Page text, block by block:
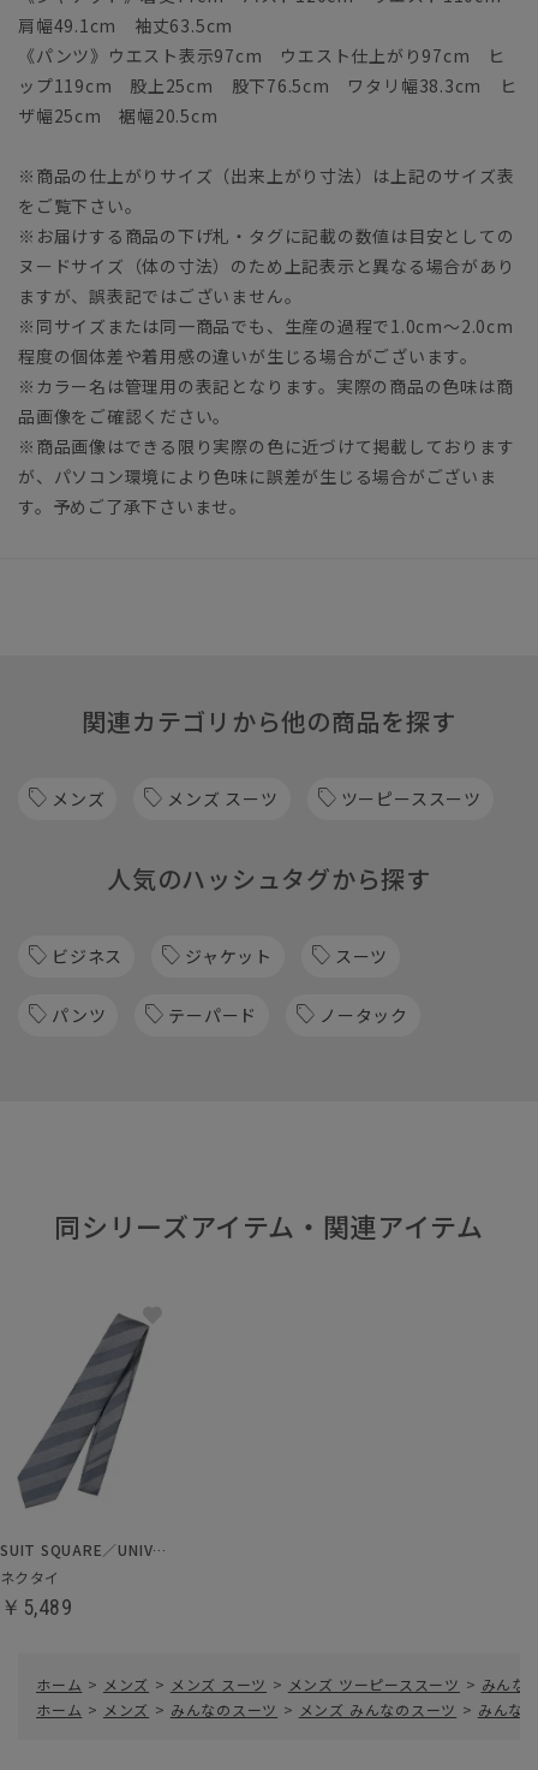
肩幅49.1cm 袖丈63.5cm
《パンツ》ウエスト表示97cm ウエスト仕上がり97cm ヒ
ップ119cm 股上25cm 股下76.5cm ワタリ幅38.3cm ヒ
ザ幅25cm 裾幅20.5cm
※商品の仕上がりサイズ（出来上がり寸法）は上記のサイズ表
をご覧下さい。
※お届けする商品の下げ札・タグに記載の数値は目安としての
ヌードサイズ（体の寸法）のため上記表示と異なる場合があり
ますが、誤表記ではございません。
※同サイズまたは同一商品でも、生産の過程で1.0cm～2.0cm
程度の個体差や着用感の違いが生じる場合がございます。
※カラー名は管理用の表記となります。実際の商品の色味は商
品画像をご確認ください。
※商品画像はできる限り実際の色に近づけて掲載しております
が、パソコン環境により色味に誤差が生じる場合がございま
す。予めご了承下さいませ。
関連カテゴリから他の商品を探す
メンズ メンズ スーツ ツーピーススーツ
人気のハッシュタグから探す
ビジネス ジャケット スーツ
パンツ テーパード ノータック
同シリーズアイテム・関連アイテム
SUIT SQUARE／UNIVERSAL LANGUAGE
ネクタイ
￥5,489
ホーム > メンズ > メンズ スーツ > メンズ ツーピーススーツ > みんな
ホーム > メンズ > みんなのスーツ > メンズ みんなのスーツ > みんな